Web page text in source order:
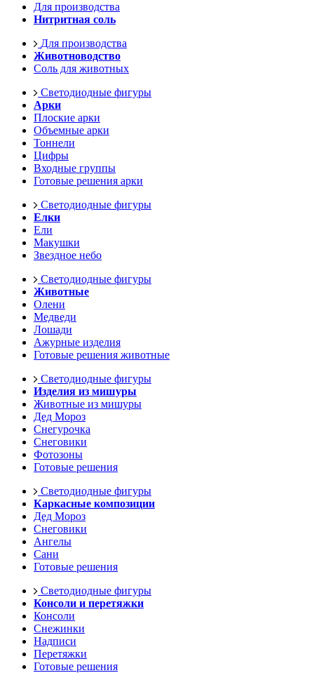
Для производства
Нитритная соль
Для производства
Животноводство
Соль для животных
Светодиодные фигуры
Арки
Плоские арки
Объемные арки
Тоннели
Цифры
Входные группы
Готовые решения арки
Светодиодные фигуры
Елки
Ели
Макушки
Звездное небо
Светодиодные фигуры
Животные
Олени
Медведи
Лошади
Ажурные изделия
Готовые решения животные
Светодиодные фигуры
Изделия из мишуры
Животные из мишуры
Дед Мороз
Снегурочка
Снеговики
Фотозоны
Готовые решения
Светодиодные фигуры
Каркасные композиции
Дед Мороз
Снеговики
Ангелы
Сани
Готовые решения
Светодиодные фигуры
Консоли и перетяжки
Консоли
Снежинки
Надписи
Перетяжки
Готовые решения